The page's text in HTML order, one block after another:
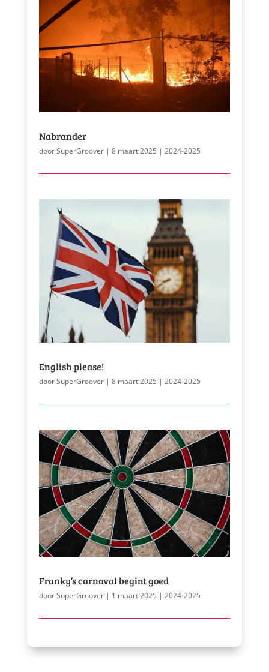
Nabrander
doorSuperGroover| 8 maart 2025 | 2024-2025
English please!
doorSuperGroover| 8 maart 2025 | 2024-2025
Franky’s carnaval begint goed
doorSuperGroover| 1 maart 2025 | 2024-2025